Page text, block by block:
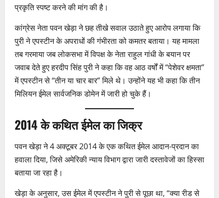
प्रकृति स्पष्ट करने की मांग की है।
कांग्रेस नेता पवन खेड़ा ने छह तीखे सवाल उठाते हुए आरोप लगाया कि
पुरी ने एपस्टीन के अपराधों की गंभीरता को कमतर बताया। यह मामला
तब गरमाया जब लोकसभा में विपक्ष के नेता राहुल गांधी के बयान पर
जवाब देते हुए हरदीप सिंह पुरी ने कहा कि वह आठ वर्षों में “पेशेवर क्षमता”
में एपस्टीन से “तीन या चार बार” मिले थे। उन्होंने यह भी कहा कि तीन
मिलियन ईमेल सार्वजनिक डोमेन में जारी हो चुके हैं।
2014 के कथित ईमेल का जिक्र
पवन खेड़ा ने 4 अक्टूबर 2014 के एक कथित ईमेल आदान-प्रदान का
हवाला दिया, जिसे अमेरिकी न्याय विभाग द्वारा जारी दस्तावेजों का हिस्सा
बताया जा रहा है।
खेड़ा के अनुसार, उस ईमेल में एपस्टीन ने पुरी से पूछा था, “क्या रीड से